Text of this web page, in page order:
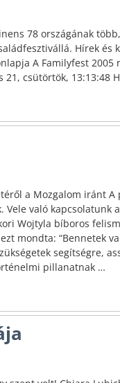
78 országának
Hírek
A Familyfest
csütörtök, 13:13:48
a Mozgalom iránt
Vele való kapcsolatunk
Wojtyla bíboros
mondta: “Bennetek
segítségre,
pillanatnak …